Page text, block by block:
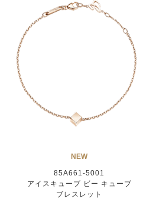
NEW
85A661-5001
アイスキューブ ビー キューブ
ブレスレット